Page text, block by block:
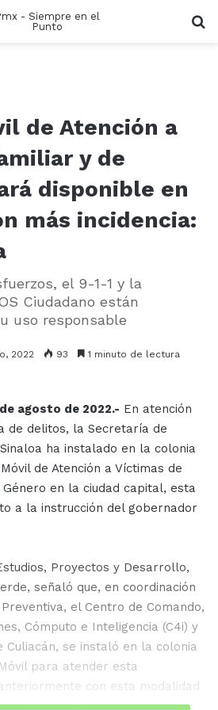
de Atención a
y de
disponible en
más incidencia:
el 9-1-1 y la
Ciudadano están
uso responsable
2022 93 1 minuto de lectura
agosto de 2022.- En atención
de delitos, la Secretaría de
ha instalado en la colonia
de Atención a Víctimas de
en la ciudad capital, esta
a la instrucción del gobernador
Proyectos y Desarrollo,
señaló que, en coordinación
el Centro de Comando,
Cómputo e Inteligencia (C4i) y
Culiacán, se instaló en la colonia
para atender esta
con esta modalidad
éxito en el fraccionamiento